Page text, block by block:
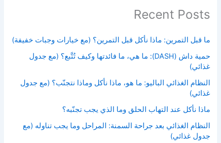
Recent Posts
ما قبل التمرين: ماذا نأكل قبل التمرين؟ (مع خيارات وجبات خفيفة)
حمية داش (DASH): ما هي، ما فائدتها وكيف تُتَّبع؟ (مع جدول
غذائي)
النظام الغذائي الباليو: ما هو، ماذا نأكل وماذا نتجنّب؟ (مع جدول
غذائي)
ماذا نأكل عند التهاب الحلق وما الذي يجب تجنّبه؟
النظام الغذائي بعد جراحة السمنة: المراحل وما يجب تناوله (مع
جدول غذائي)